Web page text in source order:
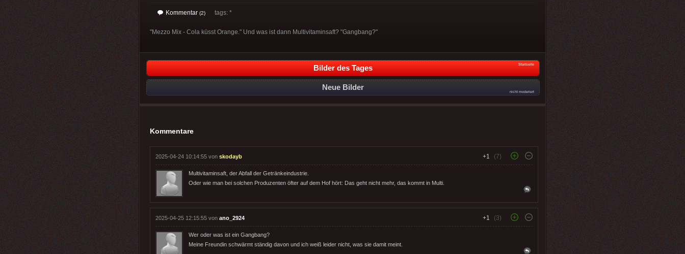
Kommentar (2) tags: *
"Mezzo Mix - Cola küsst Orange." Und was ist dann Multivitaminsaft? "Gangbang?"
Bilder des Tages Startseite
Neue Bilder
nicht moderiert
Kommentare
2025-04-24 10:14:55 von skodayb +1 (7)
Multivitaminsaft, der Abfall der Getränkeindustrie.
Oder wie man bei solchen Produzenten öfter auf dem Hof hört: Das geht nicht mehr, das kommt in Multi.
2025-04-25 12:15:55 von ano_2924 +1 (3)
Wer oder was ist ein Gangbang?
Meine Freundin schwärmt ständig davon und ich weiß leider nicht, was sie damit meint.